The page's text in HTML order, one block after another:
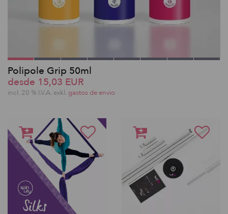
Polipole Grip 50ml
desde 15,03 EUR
incl. 20 % I.V.A. exkl. gastos de envio